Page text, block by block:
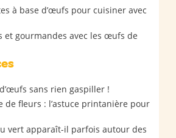
à base d’œufs pour cuisiner avec
et gourmandes avec les œufs de
sans rien gaspiller !
fleurs : l’astuce printanière pour
vert apparaît-il parfois autour des